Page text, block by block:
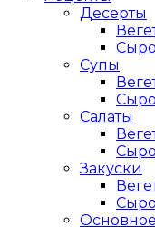
Десерты
Супы
Салаты
Закуски